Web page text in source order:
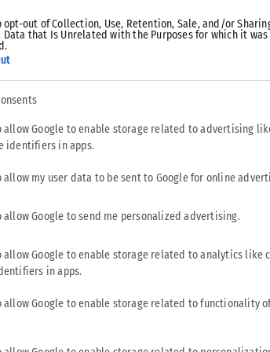
opt-out of Collection, Use, Retention, Sale, and/or
Data that Is Unrelated with the Purposes for which it was
allow Google to enable storage related to advertising
identifiers in apps.
allow my user data to be sent to Google for online
allow Google to send me personalized advertising.
allow Google to enable storage related to analytics like
in apps.
allow Google to enable storage related to functionality